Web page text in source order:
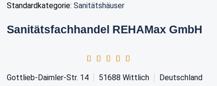
Standardkategorie: Sanitätshäuser
Sanitätsfachhandel REHAMax GmbH
Gottlieb-Daimler-Str. 14 51688 Wittlich Deutschland